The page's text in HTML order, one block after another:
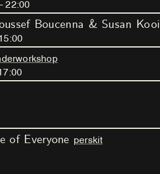
22 :00
Boucenna & Susan Kooi
:00
:00
of Everyone perskit